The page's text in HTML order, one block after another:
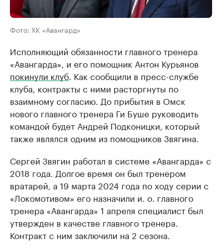
Фото: ХК «Авангард»
Исполняющий обязанности главного тренера
«Авангарда», и его помощник Антон Курьянов
покинули клуб. Как сообщили в пресс-службе
клуба, контракты с ними расторгнуты по
взаимному согласию. До прибытия в Омск
нового главного тренера Ги Буше руководить
командой будет Андрей Подконицки, который
также являлся одним из помощников Звягина.
Сергей Звягин работал в системе «Авангарда» с
2018 года. Долгое время он был тренером
вратарей, а 19 марта 2024 года по ходу серии с
«Локомотивом» его назначили и. о. главного
тренера «Авангарда» 1 апреля специалист был
утвержден в качестве главного тренера.
Контракт с ним заключили на 2 сезона.